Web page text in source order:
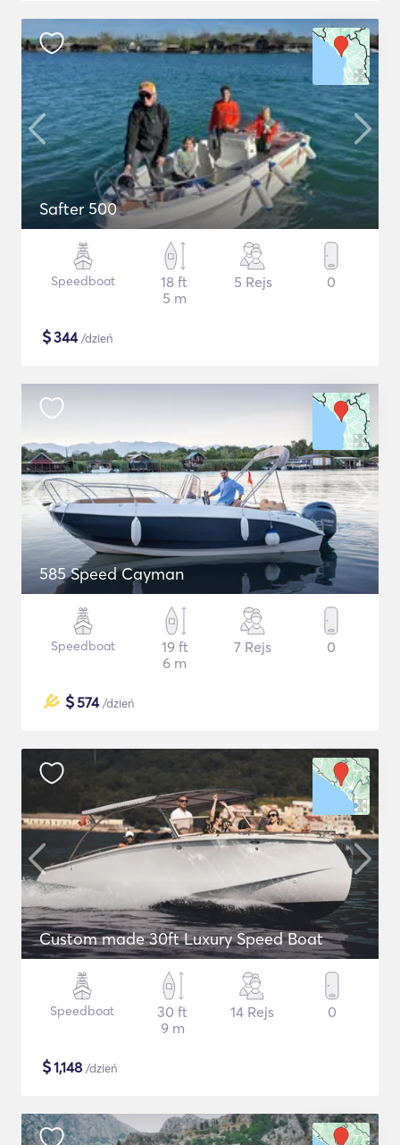
Safter 500
Speedboat
18 ft
5 m
5 Rejs 0
$344/dzień
585 Speed Cayman
Speedboat
19 ft
6 m
7 Rejs 0
$574/dzień
Custom made 30ft Luxury Speed Boat
Speedboat
30 ft
9 m
14 Rejs 0
$1,148 /dzień